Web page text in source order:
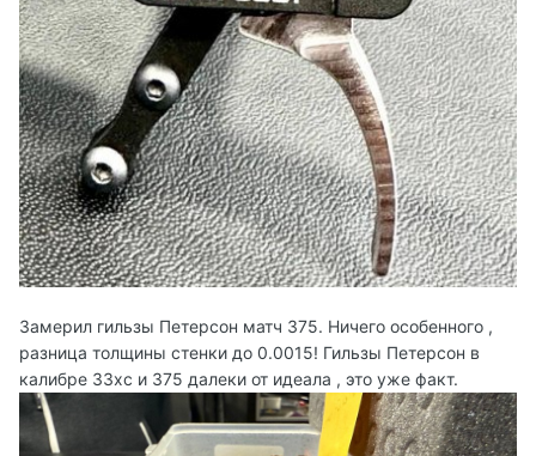
Замерил гильзы Петерсон матч 375. Ничего особенного ,
разница толщины стенки до 0.0015! Гильзы Петерсон в
калибре 33хс и 375 далеки от идеала , это уже факт.